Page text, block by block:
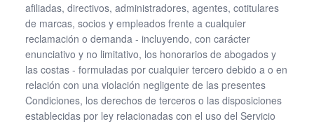
afiliadas, directivos, administradores, agentes, cotitulares
de marcas, socios y empleados frente a cualquier
reclamación o demanda - incluyendo, con carácter
enunciativo y no limitativo, los honorarios de abogados y
las costas - formuladas por cualquier tercero debido a o en
relación con una violación negligente de las presentes
Condiciones, los derechos de terceros o las disposiciones
establecidas por ley relacionadas con el uso del Servicio